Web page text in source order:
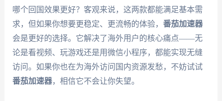
哪个回国效果更好？客观来说，这两款都能满足基本需
求，但如果你想要更稳定、更流畅的体验， 番茄加速器
会是更好的选择。它解决了海外用户的核心痛点——无
论是看视频、玩游戏还是用微信小程序，都能实现无缝
访问。如果你也在为海外访问国内资源发愁，不妨试试
番茄加速器，相信它不会让你失望。